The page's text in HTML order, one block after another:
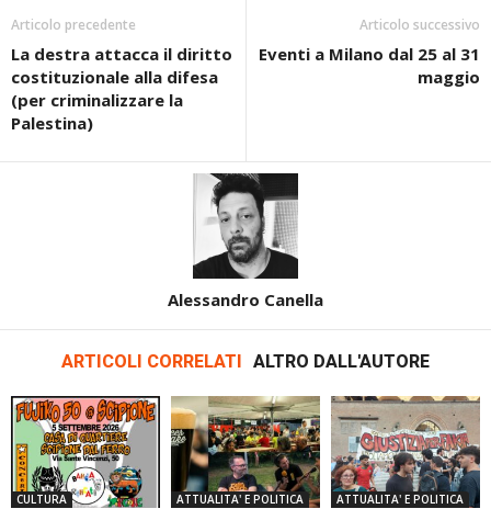
Articolo precedente
La destra attacca il diritto
costituzionale alla difesa
(per criminalizzare la
Palestina)
Articolo successivo
Eventi a Milano dal 25 al 31
maggio
Alessandro Canella
ARTICOLI CORRELATI ALTRO DALL'AUTORE
CULTURA ATTUALITA' E POLITICA ATTUALITA' E POLITICA